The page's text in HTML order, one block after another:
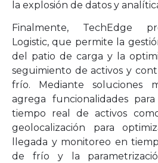
la explosión de datos y
Finalmente, TechEdge
Logistic, que permite la
del patio de carga y la
seguimiento de activos y
frío. Mediante soluciones
agrega funcionalidades
tiempo real de activos
geolocalización para
llegada y monitoreo en
de frío y la